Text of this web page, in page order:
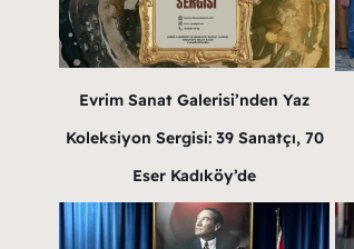
Evrim Sanat Galerisi’nden Yaz
Koleksiyon Sergisi: 39 Sanatçı, 70
Eser Kadıköy’de